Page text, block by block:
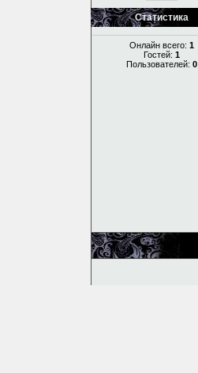
Статистика
Онлайн всего: 1
Гостей: 1
Пользователей: 0